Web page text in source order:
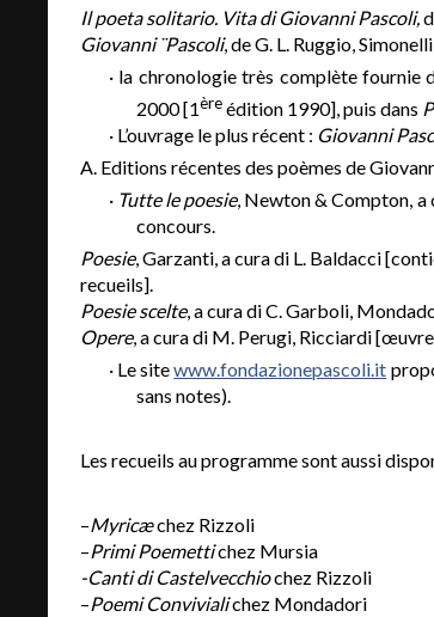
Il poeta solitario. Vita di Giovanni Pascoli,
Giovanni ¨Pascoli, de G. L. Ruggio,
· la chronologie très complète fournie
2000 [1èreédition 1990], puis dans
· L’ouvrage le plus récent : Giovanni
A. Editions récentes des poèmes de
· Tutte le poesie, Newton & Compton, a
concours.
Poesie, Garzanti, a cura di L. Baldacci
recueils].
Poesie scelte, a cura di C. Garboli,
Opere, a cura di M. Perugi, Ricciardi
· Le sitewww.fondazionepascoli.it
sans notes).
Les recueils au programme sont aussi
–Myricæchez Rizzoli
–Primi Poemettichez Mursia
-Canti di Castelvecchiochez Rizzoli
–Poemi Convivialichez Mondadori